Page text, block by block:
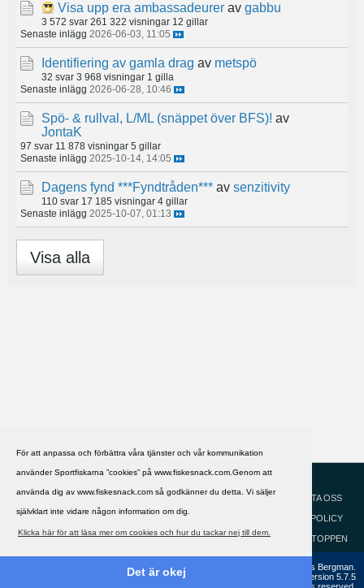
För att anpassa och förbättra våra tjänster och vår kommunikation
använder Sportfiskarna ”cookies” på www.fiskesnack.com.Genom att
använda dig av www.fiskesnack.com så godkänner du detta. Vi säljer
självklart inte vidare någon information om dig.
Klicka här för att läsa mer om cookies och hur du tackar nej till dem.
Det är okej
Visa upp era ambassadeurer av gabbu
3 572 svar 261 322 visningar 12 gillar
Senaste inlägg 2026-06-03, 11:05
Identifiering av gamla drag av metspö
32 svar 3 968 visningar 1 gilla
Senaste inlägg 2026-06-28, 10:46
Spö- & rullval, L/ML (snäppet över BFS)! av
JontaK
97 svar 11 878 visningar 5 gillar
Senaste inlägg 2025-10-14, 14:05
Dagens fynd ***Fyndtråden*** av senzitivity
110 svar 17 185 visningar 4 gillar
Senaste inlägg 2025-10-07, 01:13
Visa alla
HJÄLP
KONTAKTA OSS
COOKIEPOLICY
GÅ TILL TOPPEN
Copyright ©2002 - 2021, FiskeSnack.com. Grundad 2002 av Anders Bergman.
Version 5.7.5